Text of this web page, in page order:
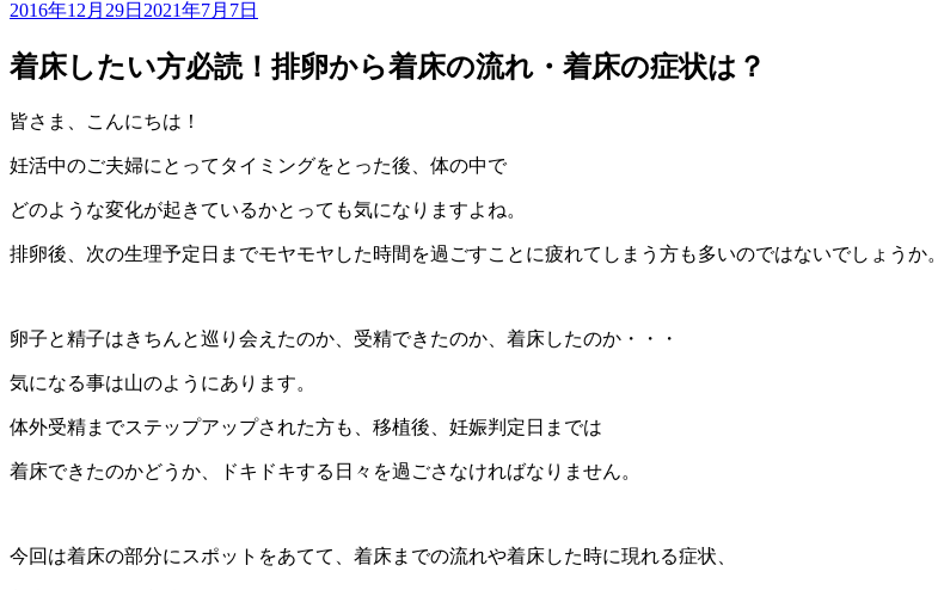
2016年12月29日 2021年7月7日
着床したい方必読！排卵から着床の流れ・着床の症状は？
皆さま、こんにちは！
妊活中のご夫婦にとってタイミングをとった後、体の中で
どのような変化が起きているかとっても気になりますよね。
排卵後、次の生理予定日までモヤモヤした時間を過ごすことに疲れてしまう方も多いのではないでしょうか。
卵子と精子はきちんと巡り会えたのか、受精できたのか、着床したのか・・・
気になる事は山のようにあります。
体外受精までステップアップされた方も、移植後、妊娠判定日までは
着床できたのかどうか、ドキドキする日々を過ごさなければなりません。
今回は着床の部分にスポットをあてて、着床までの流れや着床した時に現れる症状、